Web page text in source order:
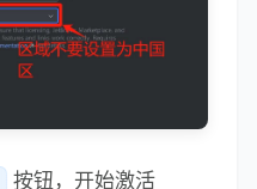
Settings 设置菜单